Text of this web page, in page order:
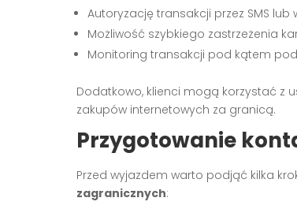
Autoryzację transakcji przez SMS
Możliwość szybkiego zastrzeżenia
Monitoring transakcji pod kątem
Dodatkowo, klienci mogą korzystać z
zakupów internetowych za granicą.
Przygotowanie
Przed wyjazdem warto podjąć kilka
zagranicznych: